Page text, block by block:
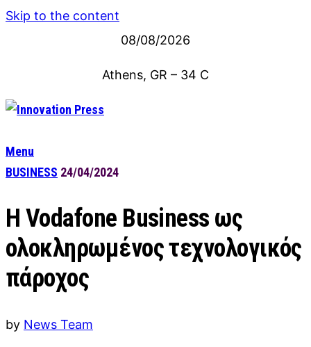
Skip to the content
08/08/2026
Athens, GR – 34 C
Menu
BUSINESS 24/04/2024
Η Vodafone Business ως
ολοκληρωμένος τεχνολογικός
πάροχος
by News Team